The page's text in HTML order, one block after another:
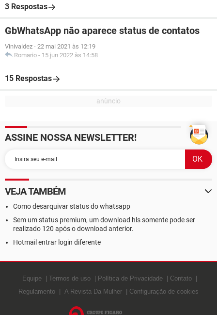
3 Respostas
GbWhatsApp não aparece status de contatos
Vinivaldez - 22 mai 2021 às 12:19
Romario - 15 jun 2022 às 14:58
15 Respostas
ASSINE NOSSA NEWSLETTER!
VEJA TAMBÉM
Como desarquivar status do whatsapp
Sem um status premium, um download hls somente pode ser
realizado 120 após o download anterior.
Hotmail entrar login diferente
Equipe Termos de uso Política de Privacidade
Contato
Regulamento
A Revista Da Mulher Configuração de cookies